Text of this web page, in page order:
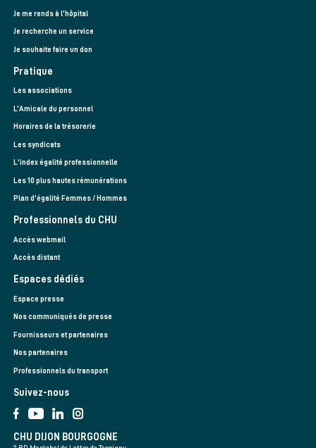
Je me rends à l'hôpital
Je recherche un service
Je souhaite faire un don
Pratique
Les associations
L’Amicale du personnel
Horaires de la trésorerie
Les syndicats
L'index égalité professionnelle
Les 10 plus hautes rémunérations
Plan d'égalité Femmes / Hommes
Professionnels du CHU
Accès webmail
Accès distant
Espaces dédiés
Espace presse
Nos communiqués de presse
Fournisseurs et partenaires
Nos partenaires
Professionnels du transport
Suivez-nous
CHU DIJON BOURGOGNE